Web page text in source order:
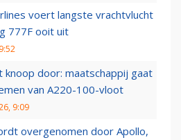
voert langste vrachtvlucht
777F ooit uit
knoop door: maatschappij gaat
van A220-100-vloot
9:09
overgenomen door Apollo,